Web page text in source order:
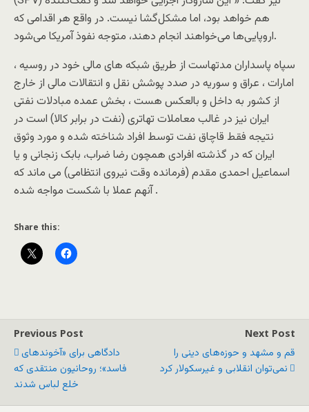
هم خواهد بود، اما مشکل‌گشا نیست. در واقع هر اقدامی که
اروپایی‌ها می‌خواهند انجام دهند، متوجه نفوذ آمریکا می‌شود.
سپاه پاسداران مدتهاست از طریق شبکه های مالی خود در روسیه ،
امارات ، عراق و سوریه در صدد پوشش نقل و انتقالات مالی از خارج
از کشور به داخل و بالعکس هست ، بخش عمده مبادلات نفتی
ایران نیز در غالب معاملات تهاتری (نفت در برابر کالا) است در
نتیجه فقط قاچاق نفت توسط افراد شناخته شده و مورد وثوق
ایران که در گذشته افرادی همچون رضا ضراب، بابک زنجانی و یا
اسماعیل احمدی مقدم (فرمانده وقت نیروی انتظامی) می ماند که
آنهم عملا با شکست مواجه شده .
Share this:
Previous Post
دادگاهی برای «آخوندهای
فاسد»؛ روحانیون منتقدی که
خلع لباس شدند
Next Post
قم و مشهد و حوزه‌های دینی را
نمی‌توان انقلابی و غیرسکولار کرد